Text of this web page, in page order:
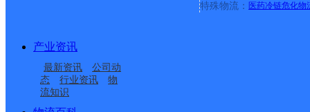
特殊物流： 医药冷链危化物
产业资讯
最新资讯
公司动
态
行业资讯
物
流知识
发分部
辽宁本溪公司溪湖分部
本溪平山区千金路营业